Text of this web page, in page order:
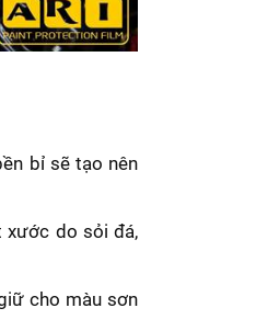
bỉ sẽ tạo nên
xước do sỏi đá,
cho màu sơn